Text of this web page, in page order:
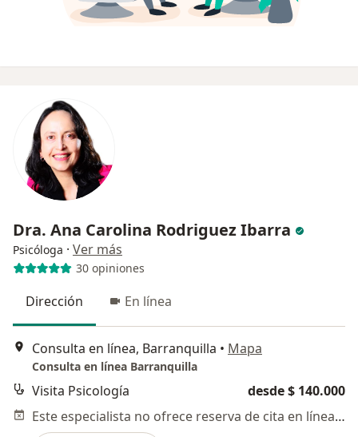
Dra. Ana Carolina Rodriguez Ibarra
Psicóloga · Ver más
30 opiniones
Dirección En línea
Consulta en línea, Barranquilla • Mapa
Consulta en línea Barranquilla
Visita Psicología
desde $ 140.000
Este especialista no ofrece reserva de cita en línea en esta dirección.